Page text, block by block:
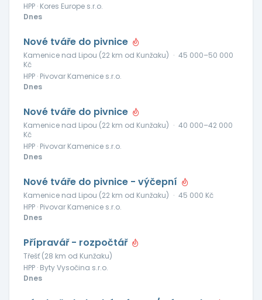
HPP · Kores Europe s.r.o.
Dnes
Nové tváře do pivnice
Kamenice nad Lipou (22 km od Kunžaku) · 45 000–50 000
Kč
HPP · Pivovar Kamenice s.r.o.
Dnes
Nové tváře do pivnice
Kamenice nad Lipou (22 km od Kunžaku) · 40 000–42 000
Kč
HPP · Pivovar Kamenice s.r.o.
Dnes
Nové tváře do pivnice - výčepní
Kamenice nad Lipou (22 km od Kunžaku) · 45 000 Kč
HPP · Pivovar Kamenice s.r.o.
Dnes
Přípravář - rozpočtář
Třešť (28 km od Kunžaku)
HPP · Byty Vysočina s.r.o.
Dnes